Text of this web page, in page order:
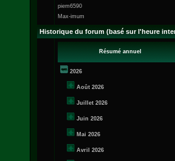
piem6590
Max-imum
Historique du forum (basé sur l'heure
Résumé annuel
2026
Août 2026
Juillet 2026
Juin 2026
Mai 2026
Avril 2026